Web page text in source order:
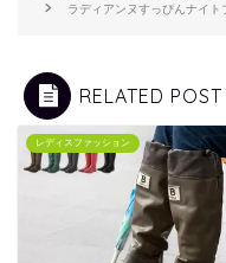
ラディアンヌすっぴんナイト
RELATED POST
レディスファッション